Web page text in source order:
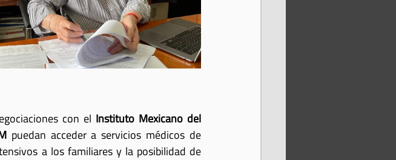
con el Instituto Mexicano del
puedan acceder a servicios médicos de
a los familiares y la posibilidad de